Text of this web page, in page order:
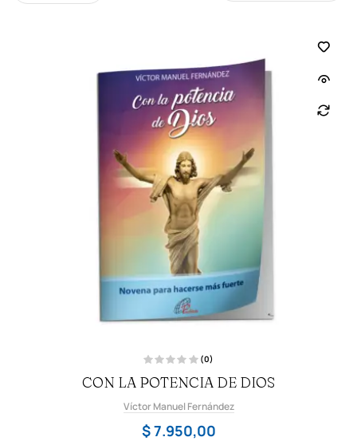
a
l
r
a
d
o
(0)
CON LA POTENCIA DE DIOS
Víctor Manuel Fernández
$7.950,00